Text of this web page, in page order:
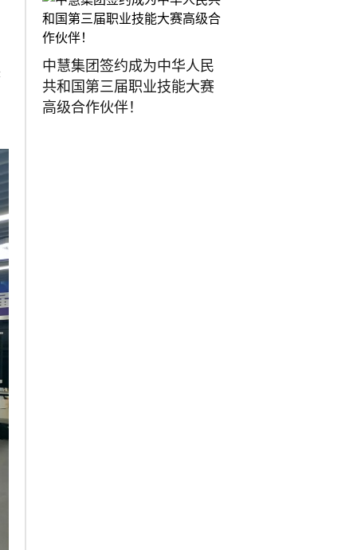
中慧集团签约成为中华人民
共和国第三届职业技能大赛
高级合作伙伴！